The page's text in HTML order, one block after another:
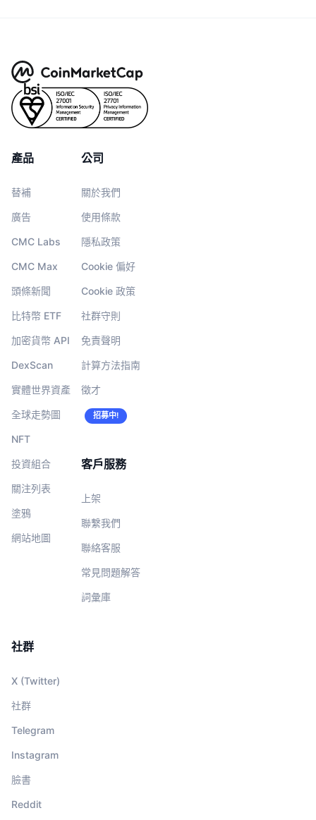
產品
替補
廣告
CMC Labs
CMC Max
頭條新聞
比特幣 ETF
加密貨幣 API
DexScan
實體世界資產
全球走勢圖
NFT
投資組合
關注列表
塗鴉
網站地圖
公司
關於我們
使用條款
隱私政策
Cookie 偏好
Cookie 政策
社群守則
免責聲明
計算方法指南
徵才
招募中!
客戶服務
上架
聯繫我們
聯絡客服
常見問題解答
詞彙庫
社群
X (Twitter)
社群
Telegram
Instagram
臉書
Reddit